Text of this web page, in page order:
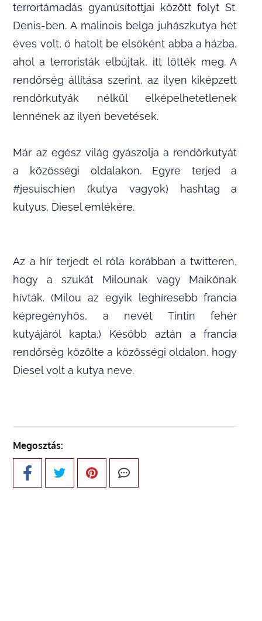
terrortámadás gyanúsítottjai között folyt St.
Denis-ben. A malinois belga juhászkutya hét
éves volt, ő hatolt be elsőként abba a házba,
ahol a terroristák elbújtak, itt lőtték meg. A
rendőrség állítása szerint, az ilyen kiképzett
rendőrkutyák nélkül elképelhetetlenek
lennének az ilyen bevetések.
Már az egész világ gyászolja a rendőrkutyát
a közösségi oldalakon. Egyre terjed a
#jesuischien (kutya vagyok) hashtag a
kutyus, Diesel emlékére.
Az a hír terjedt el róla korábban a twitteren,
hogy a szukát Milounak vagy Maikónak
hívták. (Milou az egyik leghíresebb francia
képregényhős, a nevét Tintin fehér
kutyájáról kapta.) Később aztán a francia
rendőrség közölte a közösségi oldalon, hogy
Diesel volt a kutya neve.
Megosztás: